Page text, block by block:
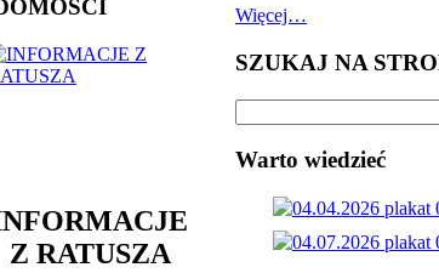
Z RATUSZA
Więcej…
SZUKAJ NA
Warto wiedzieć